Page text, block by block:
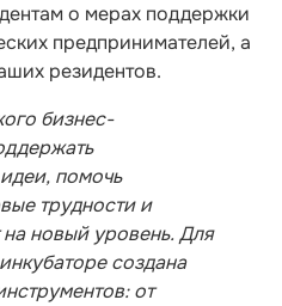
о мерах поддержки
предпринимателей, а
резидентов.
бизнес-
помочь
трудности и
новый уровень. Для
создана
от